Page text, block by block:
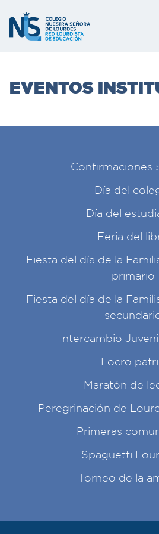
EVENTOS
Confirmaciones
Día del
Día del
Feria del
Fiesta del día de la
primario
Fiesta del día de la
Intercambio
Locro
Maratón de
Peregrinación de
Primeras
Spaguetti
Torneo de la